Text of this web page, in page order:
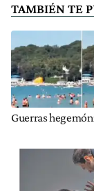
TAMBIÉN TE
Guerras